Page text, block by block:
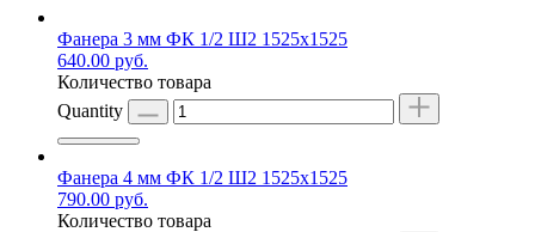
Фанера 3 мм ФК 1/2 Ш2 1525х1525
640.00 руб.
Количество товара
Quantity
Фанера 4 мм ФК 1/2 Ш2 1525х1525
790.00 руб.
Количество товара